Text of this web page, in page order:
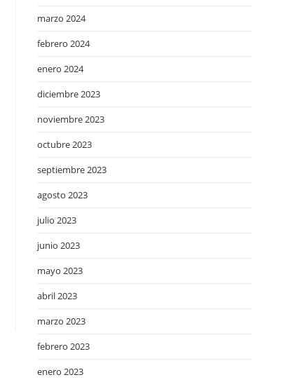
marzo 2024
febrero 2024
enero 2024
diciembre 2023
noviembre 2023
octubre 2023
septiembre 2023
agosto 2023
julio 2023
junio 2023
mayo 2023
abril 2023
marzo 2023
febrero 2023
enero 2023